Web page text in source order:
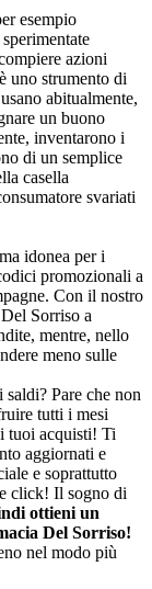
esempio
azioni
uno strumento di
abitualmente,
un buono
inventarono i
di un semplice
casella
svariati
idonea per i
promozionali a
Con il nostro
Sorriso a
mentre, nello
meno sulle
Pare che non
tutti i mesi
tuoi acquisti! Ti
aggiornati e
e soprattutto
click! Il sogno di
ottieni un
Del Sorriso!
nel modo più